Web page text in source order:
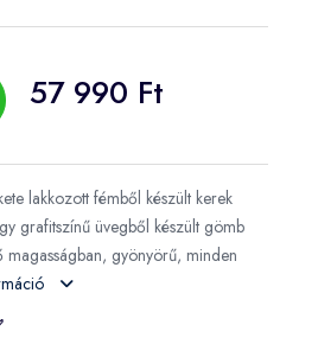
57 990 Ft
lakkozott fémből készült kerek
grafitszínű üvegből készült gömb
gyönyörű, minden